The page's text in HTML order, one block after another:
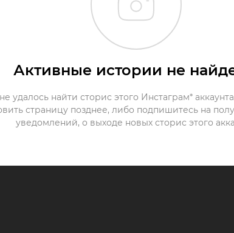
Активные истории не
удалось найти сторис этого Инстаграм*
страницу позднее, либо подпишитесь на
уведомлений, о выходе новых сторис этого